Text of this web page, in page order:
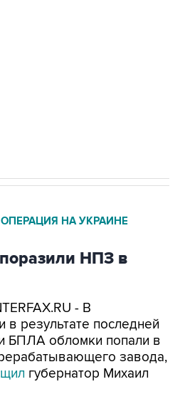
НА УКРАИНЕ
НПЗ в
- В
в результате последней
БПЛА обломки попали в
завода,
губернатор Михаил